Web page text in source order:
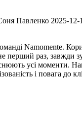
Павленко 2025-12-
Namomente.
перший раз, завжди
усі моменти.
і повага до